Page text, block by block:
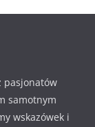
pasjonatów
samotnym
wskazówek i